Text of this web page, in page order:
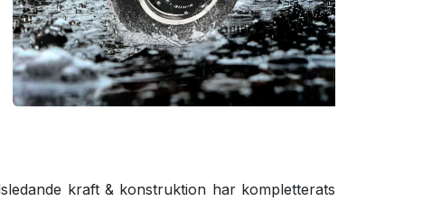
kraft & konstruktion har kompletterats